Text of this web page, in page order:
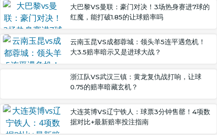
大巴黎VS曼联：豪门对决！3场热身赛进7球的
红魔，能打破1.85的让球赔率吗
云南玉昆VS成都蓉城：领头羊5连平遇危机！
大3.5赔率暗示又是进球大战？
浙江队VS武汉三镇：黄龙复仇战打响，让球
0.75的赔率暗藏玄机？
大连英博VS辽宁铁人：球票3分钟售罄！4项数
据对比+最新赔率投注指南